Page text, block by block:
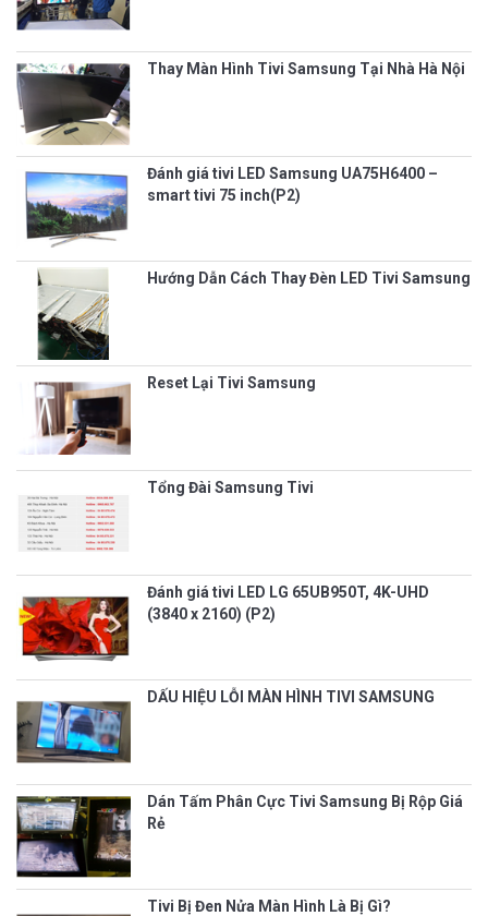
Thay Màn Hình Tivi Samsung Tại Nhà Hà Nội
Đánh giá tivi LED Samsung UA75H6400 –
smart tivi 75 inch(P2)
Hướng Dẫn Cách Thay Đèn LED Tivi Samsung
Reset Lại Tivi Samsung
Tổng Đài Samsung Tivi
Đánh giá tivi LED LG 65UB950T, 4K-UHD
(3840 x 2160) (P2)
DẤU HIỆU LỖI MÀN HÌNH TIVI SAMSUNG
Dán Tấm Phân Cực Tivi Samsung Bị Rộp Giá
Rẻ
Tivi Bị Đen Nửa Màn Hình Là Bị Gì?